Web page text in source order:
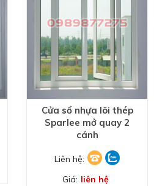
Cửa sổ nhựa lõi thép
Sparlee mở quay 2
cánh
Liên hệ:
Giá: liên hệ